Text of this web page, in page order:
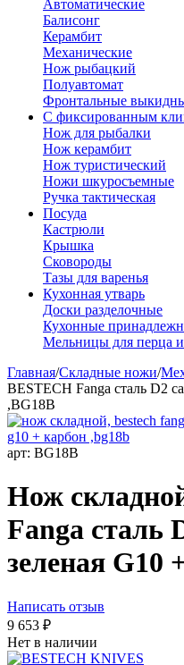
Автоматические
Балисонг
Керамбит
Механические
Нож рыбацкий
Полуавтомат
Фронтальные
С фиксированным
Нож для рыбалки
Нож керамбит
Нож туристический
Ножи шкуросъемные
Ручка тактическая
Посуда
Кастрюли
Крышка
Сковороды
Тазы для варенья
Кухонная утварь
Доски разделочные
Кухонные
Мельницы для перца
Главная/Складные ножи/
BESTECH Fanga сталь D2
,BG18B
арт: BG18B
Нож
Fanga сталь
зеленая G10
Написать отзыв
9 653 ₽
Нет в наличии